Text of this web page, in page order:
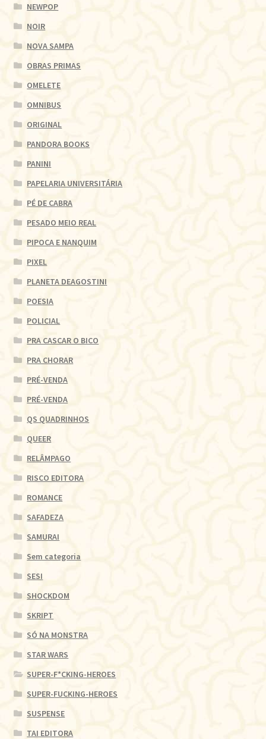
NEWPOP
NOIR
NOVA SAMPA
OBRAS PRIMAS
OMELETE
OMNIBUS
ORIGINAL
PANDORA BOOKS
PANINI
PAPELARIA UNIVERSITÁRIA
PÉ DE CABRA
PESADO MEIO REAL
PIPOCA E NANQUIM
PIXEL
PLANETA DEAGOSTINI
POESIA
POLICIAL
PRA CASCAR O BICO
PRA CHORAR
PRÉ-VENDA
PRÉ-VENDA
QS QUADRINHOS
QUEER
RELÂMPAGO
RISCO EDITORA
ROMANCE
SAFADEZA
SAMURAI
Sem categoria
SESI
SHOCKDOM
SKRIPT
SÓ NA MONSTRA
STAR WARS
SUPER-F*CKING-HEROES
SUPER-FUCKING-HEROES
SUSPENSE
TAI EDITORA